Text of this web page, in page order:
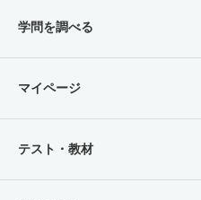
学問を調べる
マイページ
テスト・教材